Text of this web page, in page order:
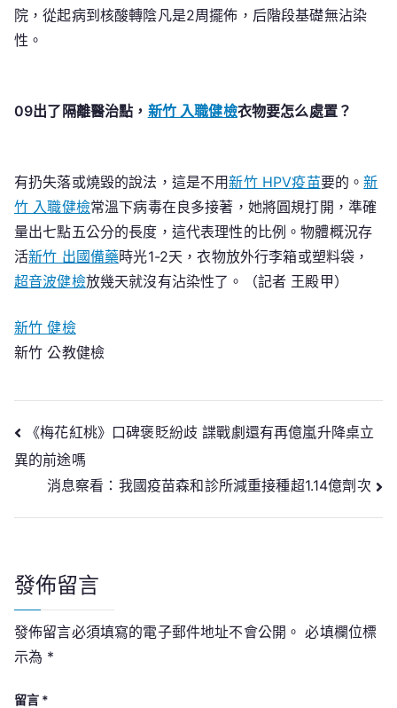
院，從起病到核酸轉陰凡是2周擺佈，后階段基礎無沾染
性。
09出了隔離醫治點， 新竹 入職健檢衣物要怎么處置？
有扔失落或燒毀的說法，這是不用新竹 HPV疫苗要的。新
竹 入職健檢常溫下病毒在良多接著，她將圓規打開，準確
量出七點五公分的長度，這代表理性的比例。物體概況存
活新竹 出國備藥時光1-2天，衣物放外行李箱或塑料袋，
超音波健檢放幾天就沒有沾染性了。（記者 王殿甲）
新竹 健檢
新竹 公教健檢
文
章
導
《梅花紅桃》口碑褒貶紛歧 諜戰劇還有再億嵐升降桌立
異的前途嗎
消息察看：我國疫苗森和診所減重接種超1.14億劑次
發佈留言
發佈留言必須填寫的電子郵件地址不會公開。 必填欄位標
示為 *
留言 *